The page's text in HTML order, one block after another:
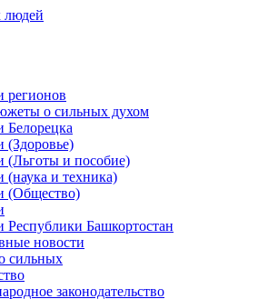
регионов
о сильных духом
Белорецка
(Здоровье)
(Льготы и пособие)
(наука и техника)
(Общество)
Республики Башкортостан
новости
сильных
законодательство